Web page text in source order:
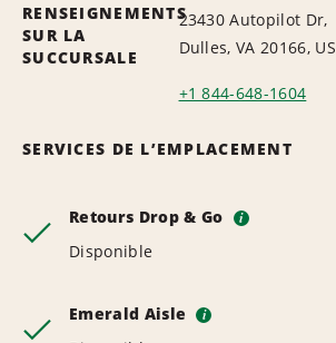
RENSEIGNEMENTS
SUR LA
SUCCURSALE
23430 Autopilot Dr,
Dulles, VA 20166, US
+1 844-648-1604
SERVICES DE L’EMPLACEMENT
Retours Drop & Go i
Disponible
Emerald Aisle i